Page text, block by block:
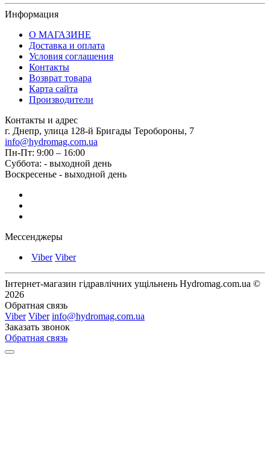
Информация
О МАГАЗИНЕ
Доставка и оплата
Условия соглашения
Контакты
Возврат товара
Карта сайта
Производители
Контакты и адрес
г. Днепр, улица 128-й Бригады Теробороны, 7
info@hydromag.com.ua
Пн-Пт: 9:00 – 16:00
Суббота: - выходной день
Воскресенье - выходной день
Мессенджеры
Viber Viber
Інтернет-магазин гідравлічних ущільнень Hydromag.com.ua ©
2026
Обратная связь
Viber Viber info@hydromag.com.ua
Заказать звонок
Обратная связь